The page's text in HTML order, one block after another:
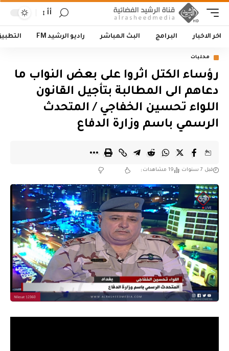
أأ
اخر الاخبار البرامج البث المباشر راديو الرشيد FM
محليات
رؤساء الكتل اثروا على بعض النواب ما
دعاهم الى المطالبة بتأجيل القانون
اللواء تحسين الخفاجي / المتحدث
الرسمي باسم وزارة الدفاع
قبل 7 سنوات 19 مشاهدات